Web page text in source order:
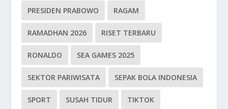
PRESIDEN PRABOWO RAGAM
RAMADHAN 2026 RISET TERBARU
RONALDO SEA GAMES 2025
SEKTOR PARIWISATA SEPAK BOLA INDONESIA
SPORT SUSAH TIDUR TIKTOK